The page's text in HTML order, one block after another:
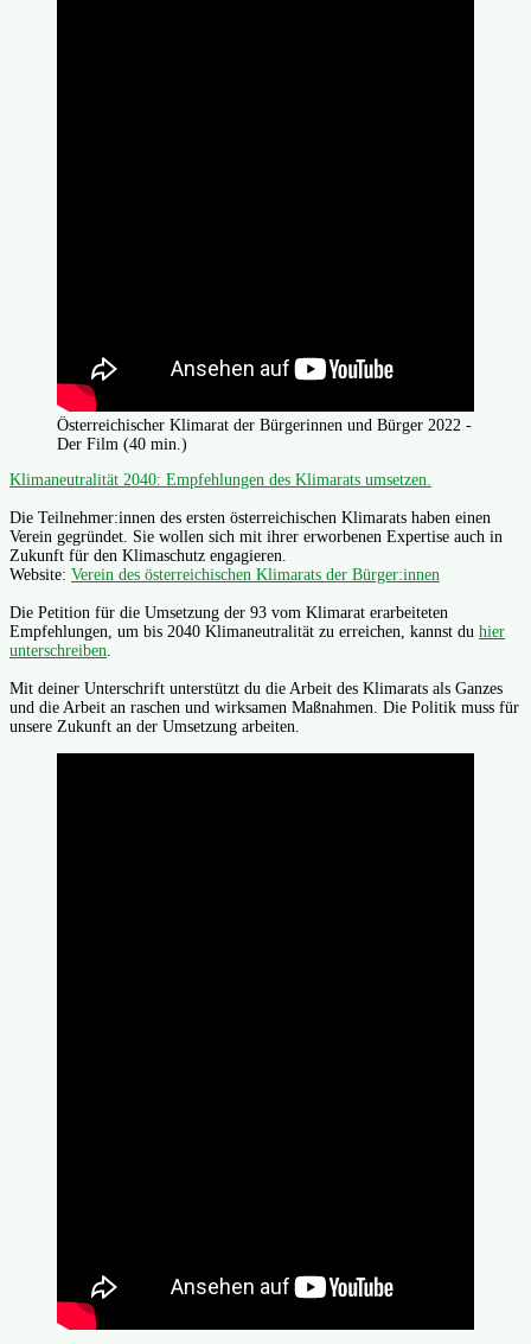
Österreichischer Klimarat der Bürgerinnen und Bürger 2022 -
Der Film (40 min.)
Klimaneutralität 2040: Empfehlungen des Klimarats umsetzen.
Die Teilnehmer:innen des ersten österreichischen Klimarats haben einen
Verein gegründet. Sie wollen sich mit ihrer erworbenen Expertise auch in
Zukunft für den Klimaschutz engagieren.
Website: Verein des österreichischen Klimarats der Bürger:innen
Die Petition für die Umsetzung der 93 vom Klimarat erarbeiteten
Empfehlungen, um bis 2040 Klimaneutralität zu erreichen, kannst du hier
unterschreiben
Mit deiner Unterschrift unterstützt du die Arbeit des Klimarats als Ganzes
und die Arbeit an raschen und wirksamen Maßnahmen. Die Politik muss für
unsere Zukunft an der Umsetzung arbeiten.